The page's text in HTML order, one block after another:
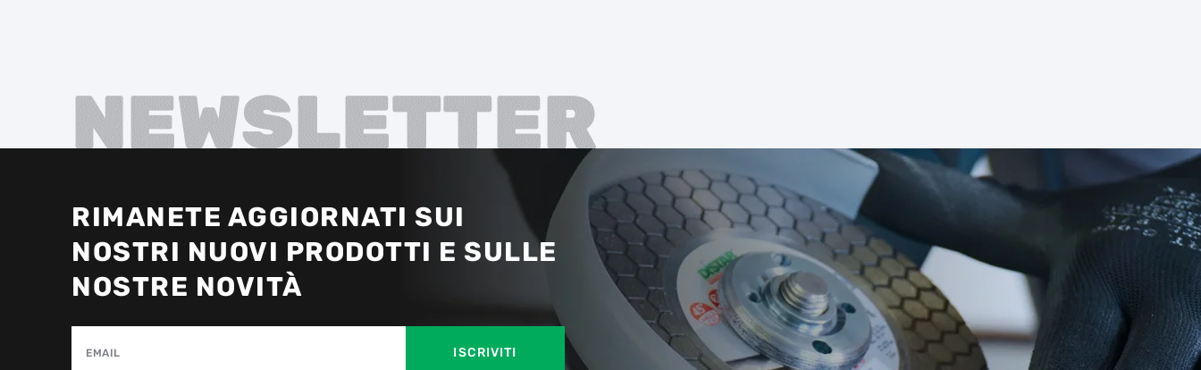
NEWSLETTER
RIMANETE AGGIORNATI SUI
NOSTRI NUOVI PRODOTTI E SULLE
NOSTRE NOVITÀ
EMAIL ISCRIVITI